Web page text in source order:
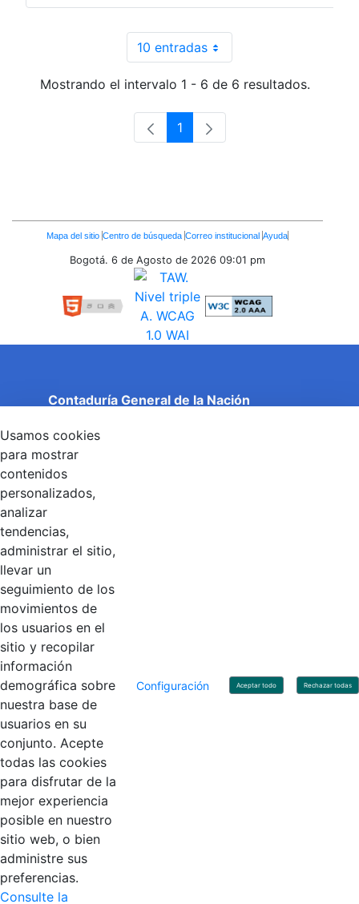
10 entradasPor página
Mostrando el intervalo 1 - 6 de 6 resultados.
Página
1
Enlaces
Inferiores
Mapa del sitio Centro de búsqueda Correo institucional Ayuda
Bogotá. 6 de Agosto de 2026 09:01 pm
Contaduría General de la Nación
Entidad adscrita al Ministerio de Hacienda y Crédito
Público
Torre 1 (Aire) - Piso 15, Bogotá D.C., Colombia
Código Postal: 111071
Linkedin
Contacto
Línea de servicio al ciudadano: +57(601) 492 64 00
Correo Institucional:
Correo de notificaciones judiciales:
notificacionjudicial@contaduria.gov.co
Correo de Asuntos disciplinarios:
asuntosdisciplinarios@contaduria.gov.co
Línea Anticorrupción: +57(601) 492 64 00 Ext. 4
Política de privacidad y protección de datos personales
Política de derechos de autor
Términos y condiciones de uso
© Copyright 2026 - Todos los derechos reservados
Gobierno de Colombia
Usamos cookies
para mostrar
contenidos
personalizados,
analizar
tendencias,
administrar el sitio,
llevar un
seguimiento de los
movimientos de
los usuarios en el
sitio y recopilar
información
demográfica sobre
nuestra base de
usuarios en su
conjunto. Acepte
todas las cookies
para disfrutar de la
mejor experiencia
posible en nuestro
sitio web, o bien
administre sus
preferencias.
Consulte la
Configuración Aceptar todo Rechazar todas